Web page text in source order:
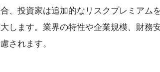
、投資家は追加的なリスクプレミアム
します。業界の特性や企業規模、財務
されます。